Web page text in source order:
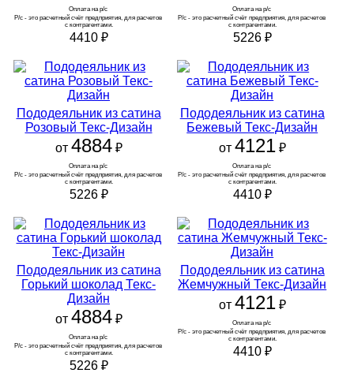
Оплата на р/с
Р/с - это расчетный счёт предприятия, для расчетов
с контрагентами.
4410₽
Оплата на р/с
Р/с - это расчетный счёт предприятия, для расчетов
с контрагентами.
5226₽
Пододеяльник из сатина
Розовый Текс-Дизайн
от 4884₽
Оплата на р/с
Р/с - это расчетный счёт предприятия, для расчетов
с контрагентами.
5226₽
Пододеяльник из сатина
Бежевый Текс-Дизайн
от 4121₽
Оплата на р/с
Р/с - это расчетный счёт предприятия, для расчетов
с контрагентами.
4410₽
Пододеяльник из сатина
Горький шоколад Текс-
Дизайн
от 4884₽
Оплата на р/с
Р/с - это расчетный счёт предприятия, для расчетов
с контрагентами.
5226₽
Пододеяльник из сатина
Жемчужный Текс-Дизайн
от 4121₽
Оплата на р/с
Р/с - это расчетный счёт предприятия, для расчетов
с контрагентами.
4410₽